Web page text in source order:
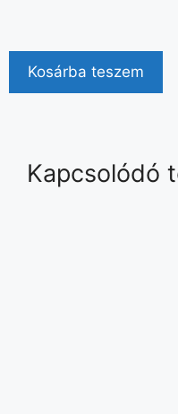
Kosárba teszem
Kapcsolódó